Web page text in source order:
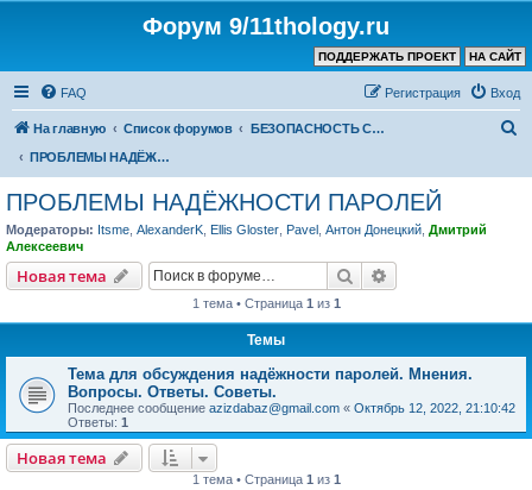
Форум 9/11thology.ru
НА САЙТ
ПОДДЕРЖАТЬ ПРОЕКТ
FAQ Вход
Регистрация
На главную Список форумов
БЕЗОПАСНОСТЬ СВЯЗИ и КОМПЬЮТЕРОВ – ПОЛЕЗНЫЕ СОВЕТЫ, ПРОГРАММЫ
ПРОБЛЕМЫ НАДЁЖНОСТИ ПАРОЛЕЙ
ПРОБЛЕМЫ НАДЁЖНОСТИ ПАРОЛЕЙ
Модераторы: Itsme AlexanderK Ellis Gloster Pavel Антон Донецкий Дмитрий
Алексеевич
Новая тема Поиск
1 тема • Страница 1 из 1
Темы
Тема для обсуждения надёжности паролей. Мнения.
Вопросы. Ответы. Советы.
Последнее сообщение azizdabaz@gmail.com « Октябрь 12, 2022, 21:10:42
Ответы: 1
Новая тема
1 тема • Страница 1 из 1